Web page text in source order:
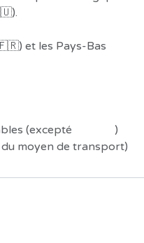
et les Pays-Bas
(excepté
)
moyen de transport)